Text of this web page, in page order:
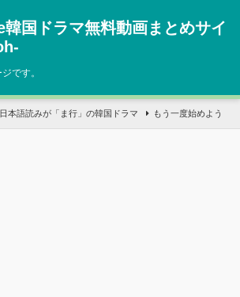
韓国ドラマ無料動画まとめサイ
です。
本語読みが「ま行」の韓国ドラマ もう一度始めよう